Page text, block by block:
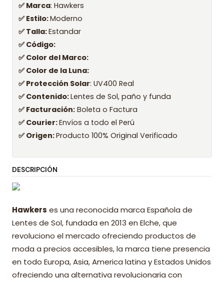
✅ Marca: Hawkers
✅ Estilo:Moderno
✅ Talla:Estandar
✅ Código:
✅ Color del Marco:
✅ Color de la Luna:
✅ Protección Solar: UV400 Real
✅ Contenido:Lentes de Sol, paño y funda
✅ Facturación: Boleta o Factura
✅ Courier:Envíos a todo el Perú
✅ Origen:Producto 100% Original Verificado
DESCRIPCIÓN
Hawkers es una reconocida marca Española de
Lentes de Sol, fundada en 2013 en Elche, que
revoluciono el mercado ofreciendo productos de
moda a precios accesibles, la marca tiene presencia
en todo Europa, Asia, America latina y Estados Unidos
ofreciendo una alternativa revolucionaria con